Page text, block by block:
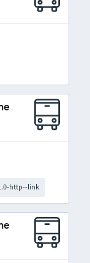
http--link